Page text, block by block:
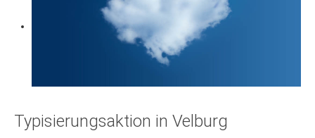
Typisierungsaktion in Velburg